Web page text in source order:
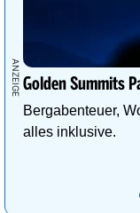
Golden Summits
Bergabenteuer,
alles inklusive.